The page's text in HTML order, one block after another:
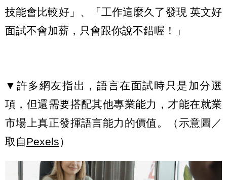
技能會比較好」、「工作這麼久了發現 英文好
面試不會加薪，只會跟你說不錯喔！」
▼許多網友指出，語言在面試時只是加分選
項，但還需要搭配其他專業能力，才能在就業
市場上真正發揮語言能力的價值。（示意圖／
取自Pexels）